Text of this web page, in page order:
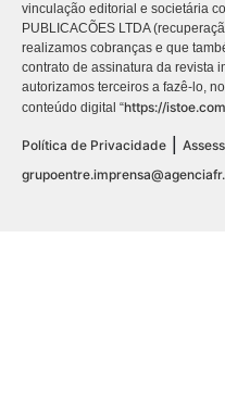
vinculação editorial e societária
PUBLICACÕES LTDA
realizamos cobranças e que
contrato de assinatura da revista
autorizamos terceiros a fazê-lo,
conteúdo digital “https://
Política de Privacidade